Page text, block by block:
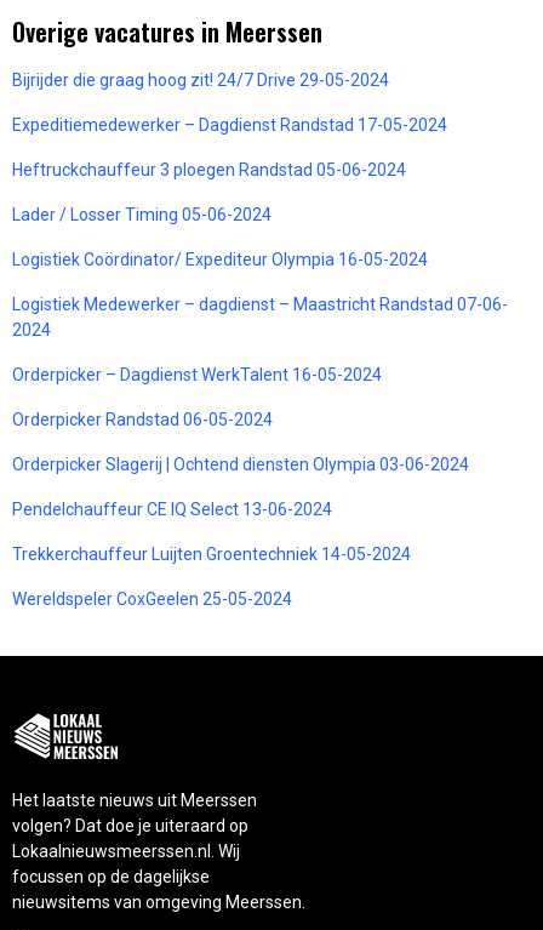
Overige vacatures in Meerssen
Bijrijder die graag hoog zit! 24/7 Drive 29-05-2024
Expeditiemedewerker – Dagdienst Randstad 17-05-2024
Heftruckchauffeur 3 ploegen Randstad 05-06-2024
Lader / Losser Timing 05-06-2024
Logistiek Coördinator/ Expediteur Olympia 16-05-2024
Logistiek Medewerker – dagdienst – Maastricht Randstad 07-06-
2024
Orderpicker – Dagdienst WerkTalent 16-05-2024
Orderpicker Randstad 06-05-2024
Orderpicker Slagerij | Ochtend diensten Olympia 03-06-2024
Pendelchauffeur CE IQ Select 13-06-2024
Trekkerchauffeur Luijten Groentechniek 14-05-2024
Wereldspeler CoxGeelen 25-05-2024
Het laatste nieuws uit Meerssen
volgen? Dat doe je uiteraard op
Lokaalnieuwsmeerssen.nl. Wij
focussen op de dagelijkse
nieuwsitems van omgeving Meerssen.